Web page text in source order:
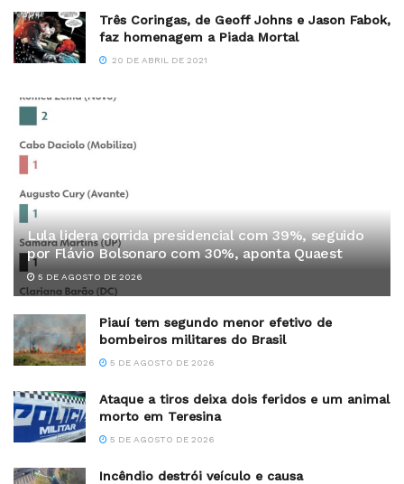
Três Coringas, de Geoff Johns e Jason Fabok,
faz homenagem a Piada Mortal
20 DE ABRIL DE 2021
Lula lidera corrida presidencial com 39%, seguido
por Flávio Bolsonaro com 30%, aponta Quaest
5 DE AGOSTO DE 2026
Piauí tem segundo menor efetivo de
bombeiros militares do Brasil
5 DE AGOSTO DE 2026
Ataque a tiros deixa dois feridos e um animal
morto em Teresina
5 DE AGOSTO DE 2026
Incêndio destrói veículo e causa